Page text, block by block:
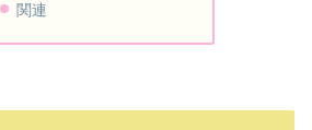
関連